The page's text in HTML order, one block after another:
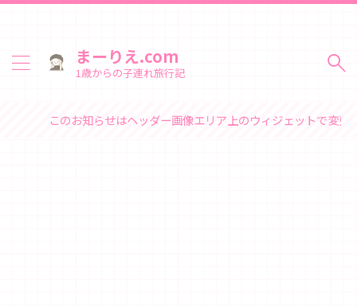
まーりえ.com
1歳からの子連れ旅行記
お知らせはヘッダー画像エリア上のウィジェットで変更できます